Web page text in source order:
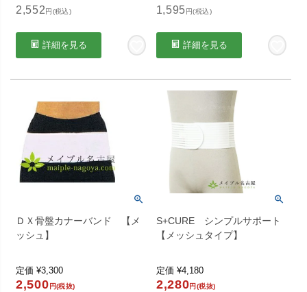
2,552円(税込)
詳細を見る
1,595円(税込)
詳細を見る
ＤＸ骨盤カナーバンド 【メ
ッシュ】
定価 ¥3,300
2,500 円(税抜)
S+CURE シンプルサポート
【メッシュタイプ】
定価 ¥4,180
2,280円(税抜)